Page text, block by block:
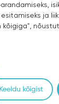
ja
kõigiga",
Keeldu kõigist